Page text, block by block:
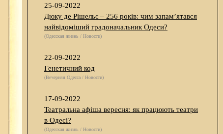
25-09-2022
Дюку де Рішельє – 256 років: чим запам’ятався
найвідоміший градоначальник Одеси?
(Одесская жизнь / Новости)
22-09-2022
Генетичний код
(Вечерняя Одесса / Новости)
17-09-2022
Театральна афіша вересня: як працюють театри
в Одесі?
(Одесская жизнь / Новости)